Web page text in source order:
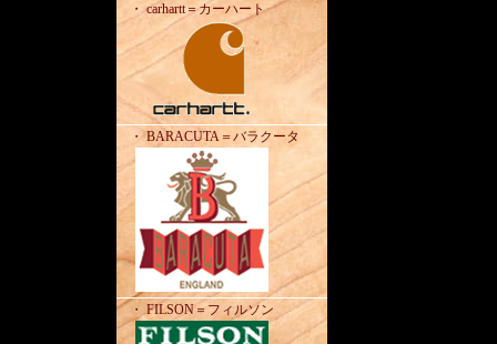
・ carhartt＝カーハート
・ BARACUTA＝バラクータ
・ FILSON＝フィルソン